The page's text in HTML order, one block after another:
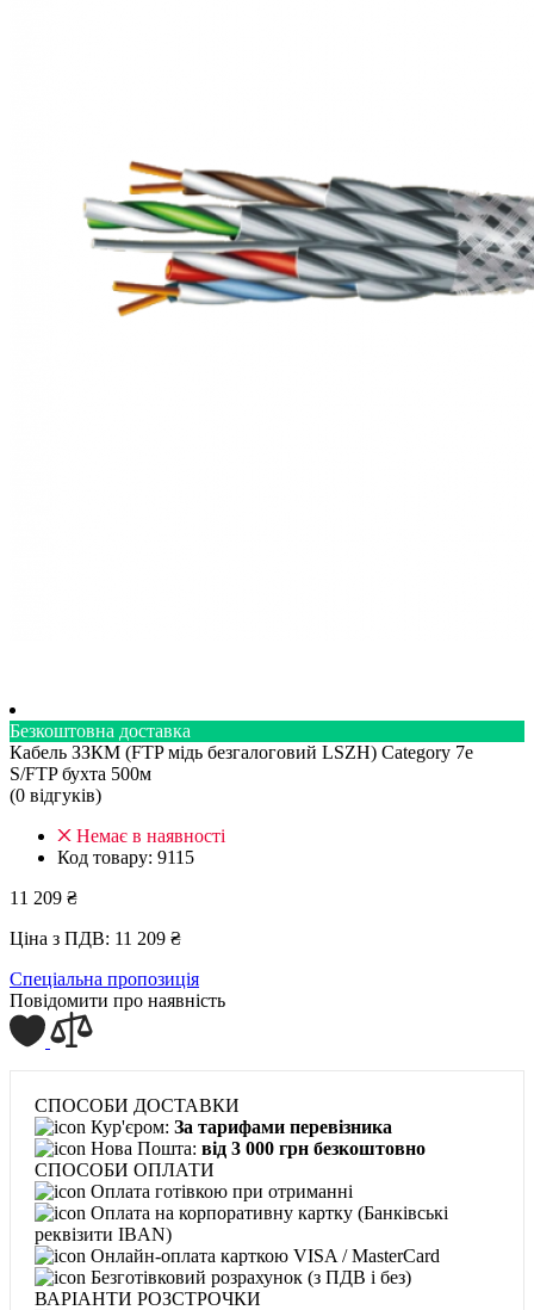
Безкоштовна доставка
Кабель ЗЗКМ (FTP мідь безгалоговий LSZH) Category 7e
S/FTP бухта 500м
(0 вiдгукiв)
Немає в наявності
Код товару: 9115
11 209 ₴
Ціна з ПДВ: 11 209 ₴
Спеціальна пропозиція
Повідомити про наявність
СПОСОБИ ДОСТАВКИ
Кур'єром: За тарифами перевізника
Нова Пошта: від 3 000 грн безкоштовно
СПОСОБИ ОПЛАТИ
Оплата готівкою при отриманні
Оплата на корпоративну картку (Банківські
реквізити IBAN)
Онлайн-оплата карткою VISA / MasterCard
Безготівковий розрахунок (з ПДВ і без)
ВАРІАНТИ РОЗСТРОЧКИ